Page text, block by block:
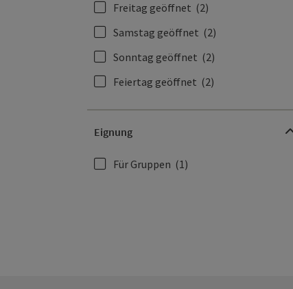
Freitag geöffnet (2)
Samstag geöffnet (2)
Sonntag geöffnet (2)
Feiertag geöffnet (2)
Eignung
Für Gruppen (1)